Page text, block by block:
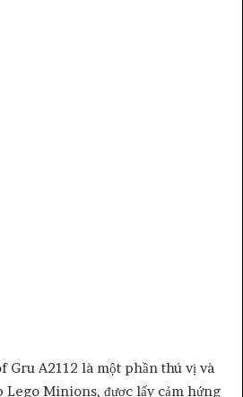
Gru A2112 là một phần thú vị và
Lego Minions, được lấy cảm hứng